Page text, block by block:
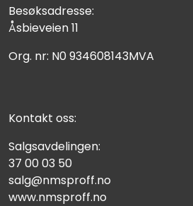
Besøksadresse:
Åsbieveien 11
Org. nr: N0 934608143MVA
Kontakt oss:
Salgsavdelingen:
37 00 03 50
salg@nmsproff.no
www.nmsproff.no